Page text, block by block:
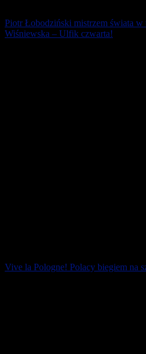
Piotr Łobodziński mistrzem świata
Wiśniewska – Ulfik czwarta!
Vive la Pologne! Polacy biegiem na